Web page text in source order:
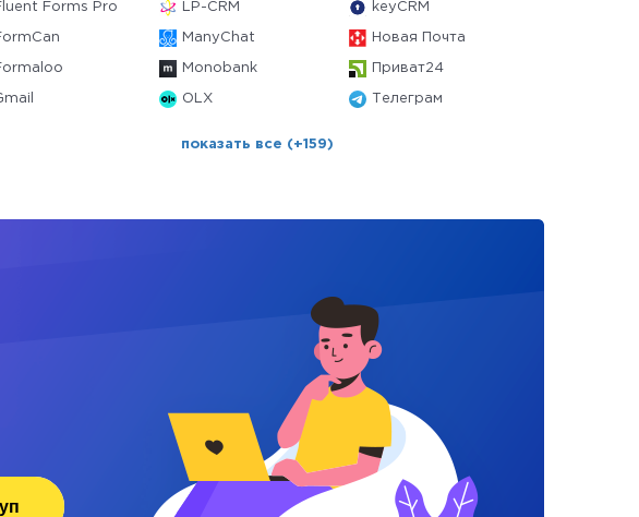
Forms Pro LP-CRM keyCRM
ManyChat Новая Почта
Monobank Приват24
OLX Телеграм
показать все (+159)